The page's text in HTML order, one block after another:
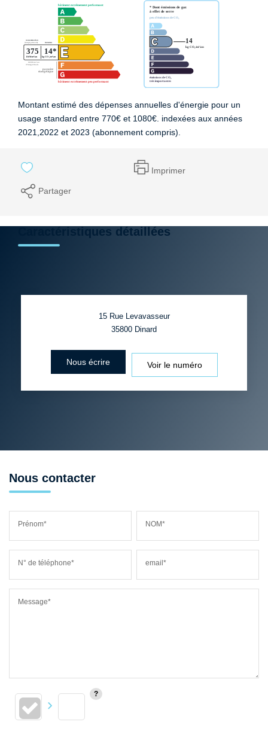
Montant estimé des dépenses annuelles d'énergie pour un
usage standard entre 770€ et 1080€. indexées aux années
2021,2022 et 2023 (abonnement compris).
Imprimer
Partager
Caractéristiques détaillées
15 Rue Levavasseur
35800 Dinard
Nous écrire Voir le numéro
Nous contacter
Prénom* NOM*
N° de téléphone* email*
Message*